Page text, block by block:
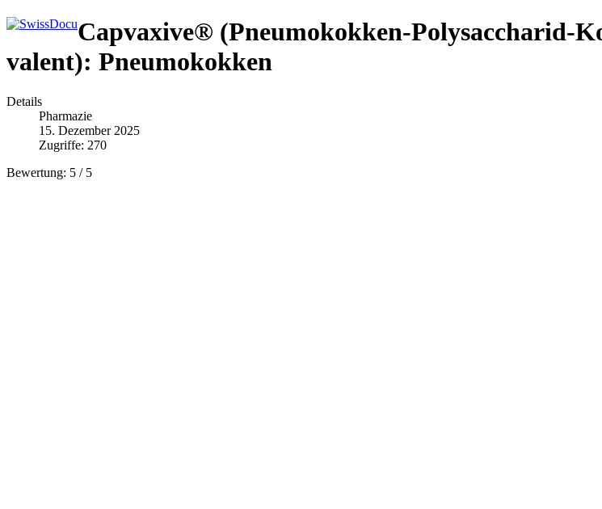
Capvaxive® (Pneumokokken-Polysaccharid-
valent): Pneumokokken
Details
Pharmazie
15. Dezember 2025
Zugriffe: 270
Bewertung: 5 / 5